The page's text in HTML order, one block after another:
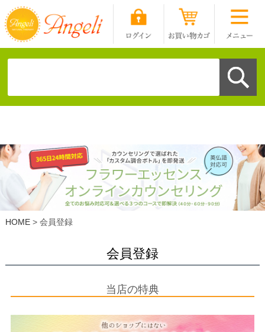
HOME 会員登録
会員登録
当店の特典